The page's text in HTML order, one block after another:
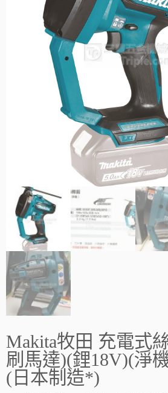
Makita牧田 充電式
刷馬達)(鋰18V)(淨
(日本制造*)